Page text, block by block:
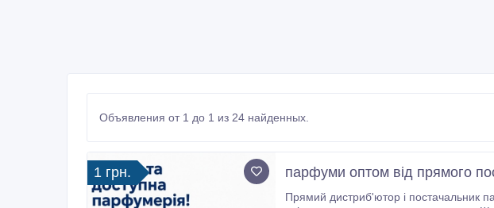
Объявления от 1 до 1 из 24 найденных.
1 грн. парфуми оптом від прямого
Прямий дистриб'ютор і постачальник